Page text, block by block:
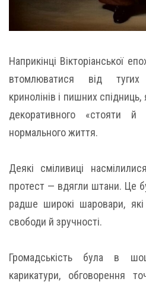
Наприкінці Вікторіанської
втомлюватися від тугих
кринолінів і пишних
декоративного «стояти
нормального життя.
Деякі сміливиці
протест — вдягли штани. Це
радше широкі шаровари,
свободи й зручності.
Громадськість була в
карикатури, обговорення